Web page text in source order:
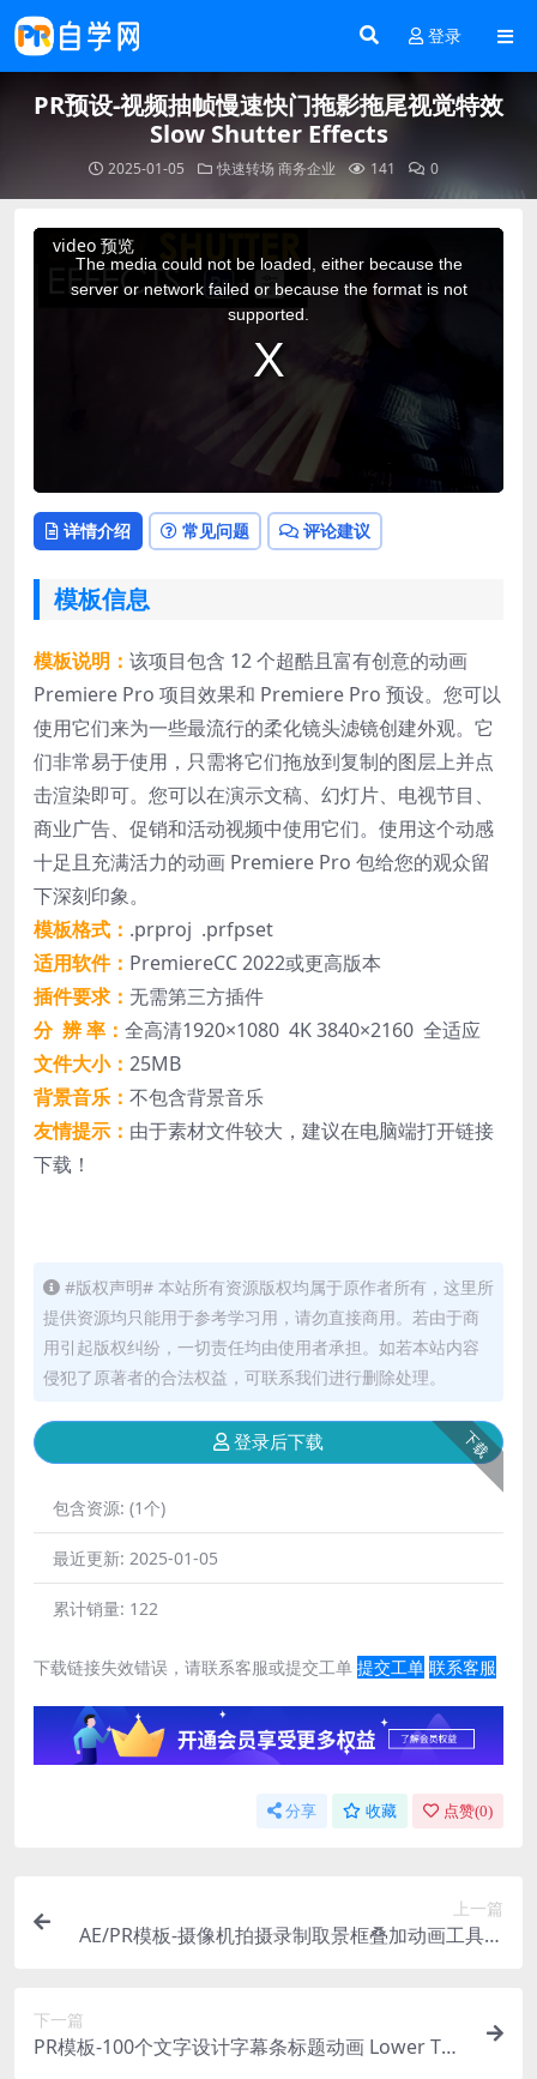
登录
PR预设-视频抽帧慢速快门拖影拖尾视觉特效
Slow Shutter Effects
2025-01-05 快速转场 商务企业 141 0
video 预览
This
The media could not be loaded, either because the
server or network failed or because the format is not
supported.
详情介绍 常见问题 评论建议
模板信息
模板说明： 该项目包含 12 个超酷且富有创意的动画
Premiere Pro 项目效果和 Premiere Pro 预设。您可以
使用它们来为一些最流行的柔化镜头滤镜创建外观。它
们非常易于使用，只需将它们拖放到复制的图层上并点
击渲染即可。您可以在演示文稿、幻灯片、电视节目、
商业广告、促销和活动视频中使用它们。使用这个动感
十足且充满活力的动画 Premiere Pro 包给您的观众留
下深刻印象。
模板格式： .prproj .prfpset
适用软件： PremiereCC 2022或更高版本
插件要求： 无需第三方插件
分 辨 率： 全高清1920×1080 4K 3840×2160 全适应
文件大小： 25MB
背景音乐： 不包含背景音乐
友情提示： 由于素材文件较大，建议在电脑端打开链接
下载！
#版权声明# 本站所有资源版权均属于原作者所有，这里所
提供资源均只能用于参考学习用，请勿直接商用。若由于商
用引起版权纠纷，一切责任均由使用者承担。如若本站内容
侵犯了原著者的合法权益，可联系我们进行删除处理。
下载
登录后下载
包含资源: (1个)
最近更新: 2025-01-05
累计销量: 122
下载链接失效错误，请联系客服或提交工单 提交工单 联系客服
分享 收藏 点赞(0)
上一篇
AE/PR模板-摄像机拍摄录制取景框叠加动画工具包
下一篇
PR模板-100个文字设计字幕条标题动画 Lower Thir